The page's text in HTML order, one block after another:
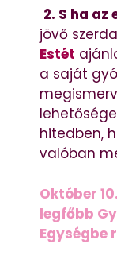
2. S ha az
jövő
Estét
a saját
hitedben,
valóban
Október
legfőbb
Egységbe